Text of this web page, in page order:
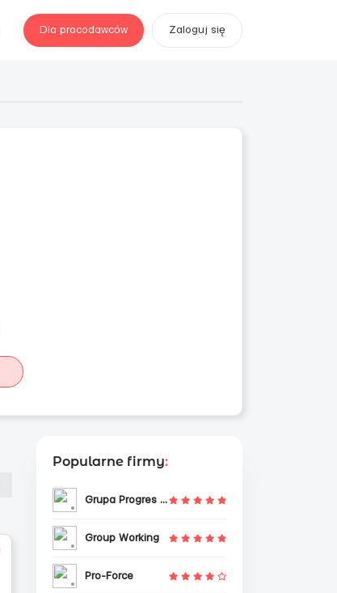
Dla pracodawców Zaloguj się
Popularne firmy:
Grupa Progres Sp. z o.o.
Group Working
Pro-Force